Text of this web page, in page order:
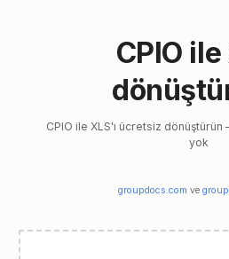
CPIO ile
CPIO ile XLS'ı ücretsiz
yok
groupdocs.com ve